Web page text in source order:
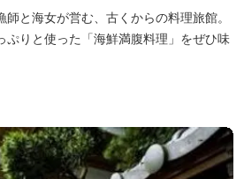
と海女が営む、古くからの料理旅館。
ぷりと使った「海鮮満腹料理」をぜひ味